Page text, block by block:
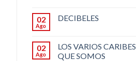
02
Ago
DECIBELES
02
Ago
LOS VARIOS CARIBES
QUE SOMOS